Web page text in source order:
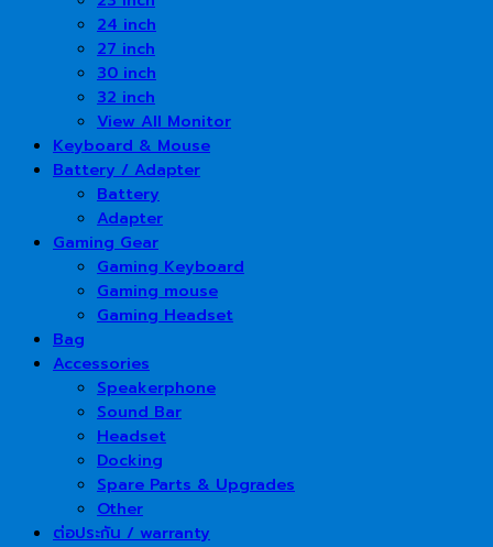
24 inch
27 inch
30 inch
32 inch
View All Monitor
Keyboard & Mouse
Battery / Adapter
Battery
Adapter
Gaming Gear
Gaming Keyboard
Gaming mouse
Gaming Headset
Bag
Accessories
Speakerphone
Sound Bar
Headset
Docking
Spare Parts & Upgrades
Other
ต่อประกัน / warranty